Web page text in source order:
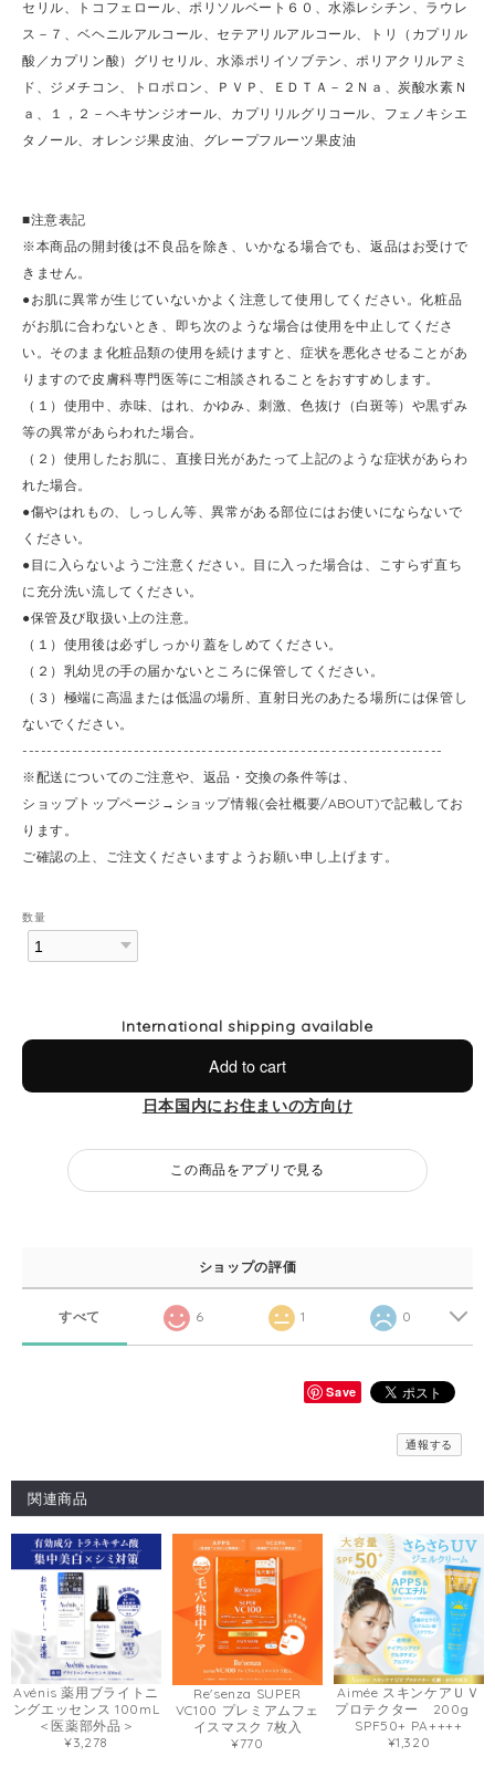
セリル、トコフェロール、ポリソルベート６０、水添レシチン、ラウレ
ス－７、ベヘニルアルコール、セテアリルアルコール、トリ（カプリル
酸／カプリン酸）グリセリル、水添ポリイソブテン、ポリアクリルアミ
ド、ジメチコン、トロポロン、ＰＶＰ、ＥＤＴＡ－２Ｎａ、炭酸水素Ｎ
ａ、１，２－ヘキサンジオール、カプリリルグリコール、フェノキシエ
タノール、オレンジ果皮油、グレープフルーツ果皮油
■注意表記
※本商品の開封後は不良品を除き、いかなる場合でも、返品はお受けで
きません。
●お肌に異常が生じていないかよく注意して使用してください。化粧品
がお肌に合わないとき、即ち次のような場合は使用を中止してくださ
い。そのまま化粧品類の使用を続けますと、症状を悪化させることがあ
りますので皮膚科専門医等にご相談されることをおすすめします。
（１）使用中、赤味、はれ、かゆみ、刺激、色抜け（白斑等）や黒ずみ
等の異常があらわれた場合。
（２）使用したお肌に、直接日光があたって上記のような症状があらわ
れた場合。
●傷やはれもの、しっしん等、異常がある部位にはお使いにならないで
ください。
●目に入らないようご注意ください。目に入った場合は、こすらず直ち
に充分洗い流してください。
●保管及び取扱い上の注意。
（１）使用後は必ずしっかり蓋をしめてください。
（２）乳幼児の手の届かないところに保管してください。
（３）極端に高温または低温の場所、直射日光のあたる場所には保管し
ないでください。
--------------------------------------------------------------------
※配送についてのご注意や、返品・交換の条件等は、
ショップトップページ→ショップ情報(会社概要/ABOUT)で記載してお
ります。
ご確認の上、ご注文くださいますようお願い申し上げます。
数量
International shipping available
Add to cart
日本国内にお住まいの方向け
この商品をアプリで見る
ショップの評価
すべて 6 1 0
Save
通報する
関連商品
Avénis 薬用ブライトニ
ングエッセンス 100mL
＜医薬部外品＞
¥3,278
Re'senza SUPER
VC100 プレミアムフェ
イスマスク 7枚入
¥770
Aimée スキンケアＵＶ
プロテクター 200g
SPF50+ PA++++
¥1,320